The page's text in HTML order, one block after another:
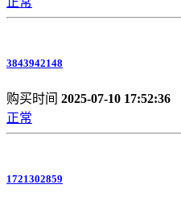
3843942148
购买时间 2025-07-10 17:52:36
正常
1721302859